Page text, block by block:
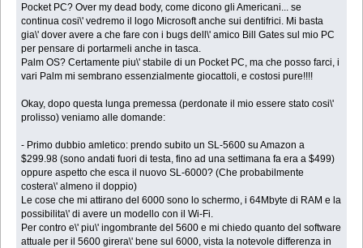
Pocket PC? Over my dead body, come dicono gli Americani... se
continua cosi\' vedremo il logo Microsoft anche sui dentifrici. Mi basta
gia\' dover avere a che fare con i bugs dell\' amico Bill Gates sul mio PC
per pensare di portarmeli anche in tasca.
Palm OS? Certamente piu\' stabile di un Pocket PC, ma che posso farci, i
vari Palm mi sembrano essenzialmente giocattoli, e costosi pure!!!!
Okay, dopo questa lunga premessa (perdonate il mio essere stato cosi\'
prolisso) veniamo alle domande:
- Primo dubbio amletico: prendo subito un SL-5600 su Amazon a
$299.98 (sono andati fuori di testa, fino ad una settimana fa era a $499)
oppure aspetto che esca il nuovo SL-6000? (Che probabilmente
costera\' almeno il doppio)
Le cose che mi attirano del 6000 sono lo schermo, i 64Mbyte di RAM e la
possibilita\' di avere un modello con il Wi-Fi.
Per contro e\' piu\' ingombrante del 5600 e mi chiedo quanto del software
attuale per il 5600 girera\' bene sul 6000, vista la notevole differenza in